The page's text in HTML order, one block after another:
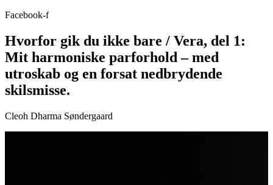
Facebook-f
Hvorfor gik du ikke bare / Vera, del 1:
Mit harmoniske parforhold – med
utroskab og en forsat nedbrydende
skilsmisse.
Cleoh Dharma Søndergaard